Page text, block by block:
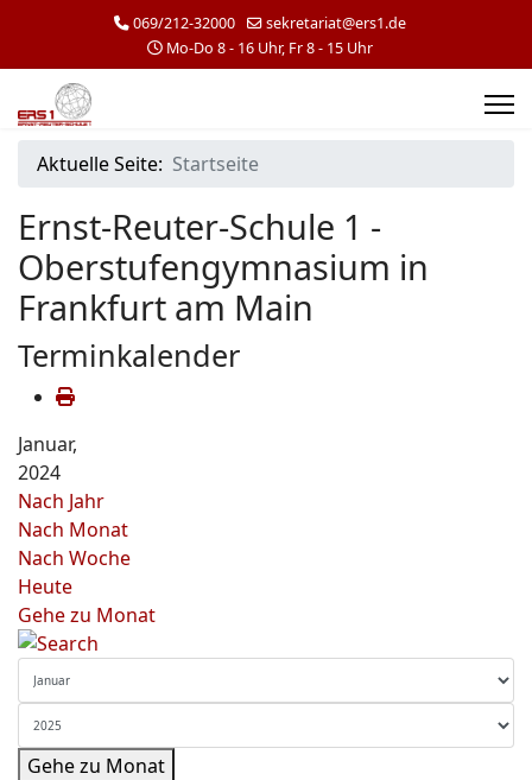
069/212-32000
sekretariat@ers1.de
Mo-Do 8 - 16 Uhr, Fr 8 - 15 Uhr
Aktuelle Seite: Startseite
Ernst-Reuter-Schule 1 -
Oberstufengymnasium in
Frankfurt am Main
Terminkalender
Januar,
2024
Nach Jahr
Nach Monat
Nach Woche
Heute
Gehe zu Monat
Gehe zu Monat